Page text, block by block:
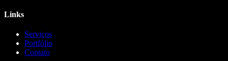
Links
Serviços
Portfólio
Contato